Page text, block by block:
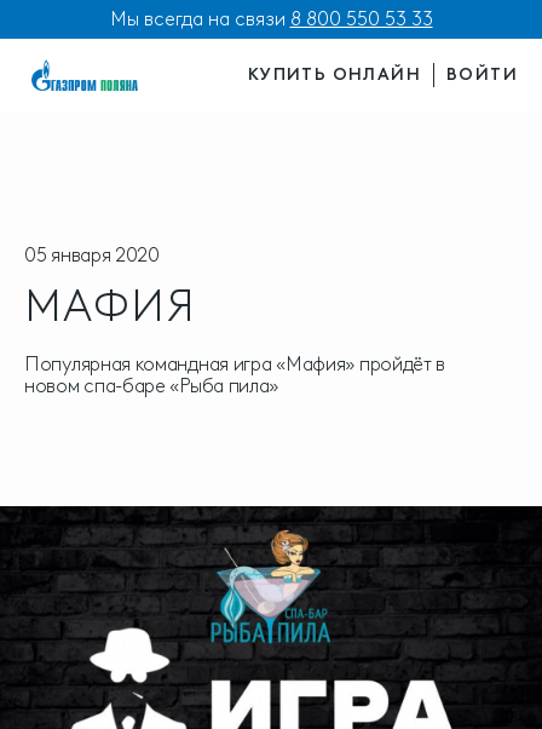
Мы всегда на связи 8 800 550 53 33
КУПИТЬ ОНЛАЙН ВОЙТИ
05 января 2020
МАФИЯ
Популярная командная игра «Мафия» пройдёт в
новом спа-баре «Рыба пила»